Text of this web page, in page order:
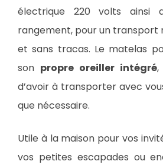
électrique 220 volts ainsi
rangement, pour un transport
et sans tracas. Le matelas
son propre oreiller intégré,
d’avoir à transporter avec
que nécessaire.
Utile à la maison pour vos
vos petites escapades ou